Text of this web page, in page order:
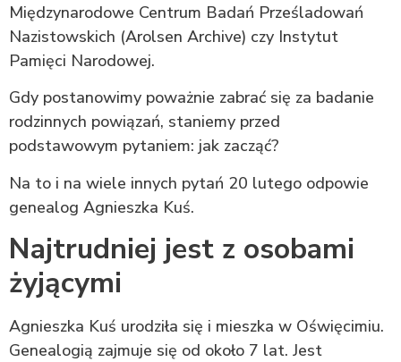
Międzynarodowe Centrum Badań Prześladowań
Nazistowskich (Arolsen Archive) czy Instytut
Pamięci Narodowej.
Gdy postanowimy poważnie zabrać się za badanie
rodzinnych powiązań, staniemy przed
podstawowym pytaniem: jak zacząć?
Na to i na wiele innych pytań 20 lutego odpowie
genealog Agnieszka Kuś.
Najtrudniej jest z osobami
żyjącymi
Agnieszka Kuś urodziła się i mieszka w Oświęcimiu.
Genealogią zajmuje się od około 7 lat. Jest